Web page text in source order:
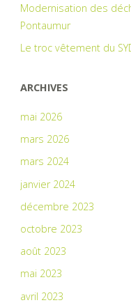
Modernisation des
Pontaumur
Le troc vêtement du
ARCHIVES
mai 2026
mars 2026
mars 2024
janvier 2024
décembre 2023
octobre 2023
août 2023
mai 2023
avril 2023